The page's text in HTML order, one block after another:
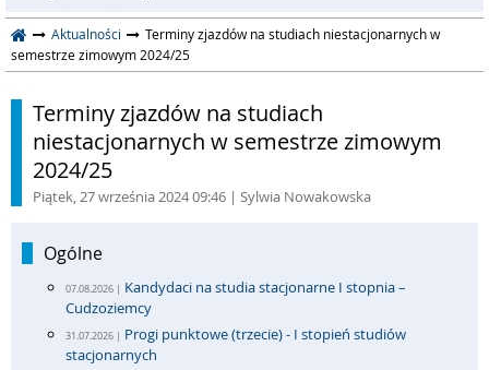
Aktualności
Terminy zjazdów na studiach niestacjonarnych w
semestrze zimowym 2024/25
Terminy zjazdów na studiach
niestacjonarnych w semestrze zimowym
2024/25
Piątek, 27 września 2024 09:46 | Sylwia Nowakowska
Ogólne
07.08.2026 | Kandydaci na studia stacjonarne I stopnia –
Cudzoziemcy
31.07.2026 | Progi punktowe (trzecie) - I stopień studiów
stacjonarnych